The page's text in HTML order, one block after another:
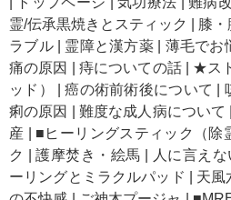
霊/伝承黒焼きとスティック
膝・
ラブル| 霊障と漢方薬 薄毛でお
痛の原因
痔についての話| ★ス
ッド）
|癌の術前術後について
痢の原因
難度な成人病について
産
■ヒーリングスティック（除
ク
|護摩焚き・絵馬 人に言えな
ーリングとミラクルパッド
天風